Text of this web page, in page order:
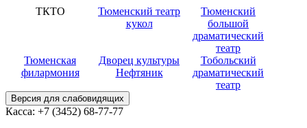
ТКТО
Тюменский театр
кукол
Тюменский
большой
драматический
театр
Тюменская
филармония
Дворец культуры
Нефтяник
Тобольский
драматический
театр
Версия для слабовидящих
Касса: +7 (3452) 68-77-77